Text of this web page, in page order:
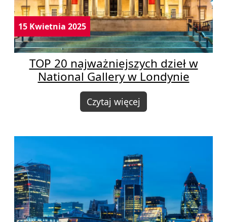
15 Kwietnia 2025
TOP 20 najważniejszych dzieł w
National Gallery w Londynie
Czytaj więcej